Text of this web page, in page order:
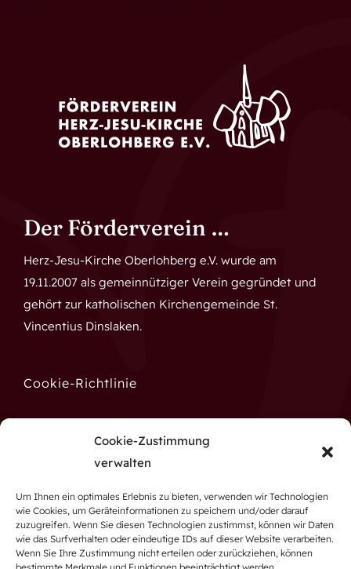
Cookie-Zustimmung
verwalten
Um Ihnen ein optimales Erlebnis zu bieten, verwenden wir Technologien
wie Cookies, um Geräteinformationen zu speichern und/oder darauf
zuzugreifen. Wenn Sie diesen Technologien zustimmst, können wir Daten
wie das Surfverhalten oder eindeutige IDs auf dieser Website verarbeiten.
Wenn Sie Ihre Zustimmung nicht erteilen oder zurückziehen, können
Der Förderverein …
Herz-Jesu-Kirche Oberlohberg e.V. wurde am
19.11.2007 als gemeinnütziger Verein gegründet und
gehört zur katholischen Kirchengemeinde St.
Vincentius Dinslaken.
Cookie-Richtlinie